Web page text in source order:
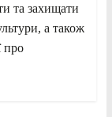
та захищати
а також
про